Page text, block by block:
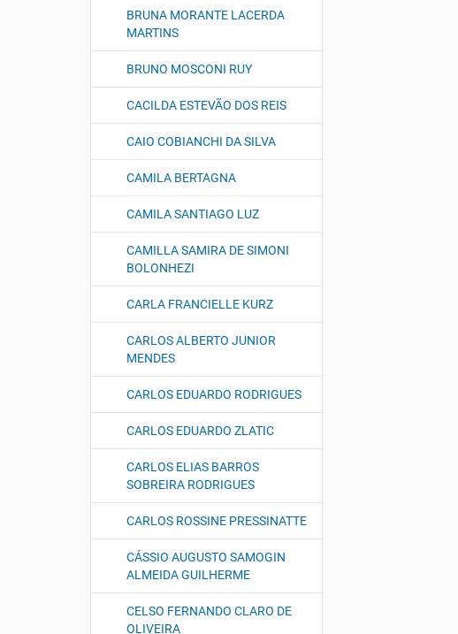
BRUNA MORANTE LACERDA
MARTINS
BRUNO MOSCONI RUY
CACILDA ESTEVÃO DOS REIS
CAIO COBIANCHI DA SILVA
CAMILA BERTAGNA
CAMILA SANTIAGO LUZ
CAMILLA SAMIRA DE SIMONI
BOLONHEZI
CARLA FRANCIELLE KURZ
CARLOS ALBERTO JUNIOR
MENDES
CARLOS EDUARDO RODRIGUES
CARLOS EDUARDO ZLATIC
CARLOS ELIAS BARROS
SOBREIRA RODRIGUES
CARLOS ROSSINE PRESSINATTE
CÁSSIO AUGUSTO SAMOGIN
ALMEIDA GUILHERME
CELSO FERNANDO CLARO DE
OLIVEIRA